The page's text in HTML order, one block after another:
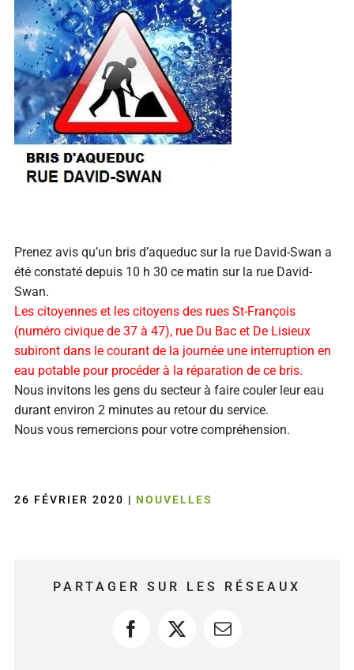
Prenez avis qu’un bris d’aqueduc sur la rue David-Swan a
été constaté depuis 10 h 30 ce matin sur la rue David-
Swan.
Les citoyennes et les citoyens des rues St-François
(numéro civique de 37 à 47), rue Du Bac et De Lisieux
subiront dans le courant de la journée une interruption en
eau potable pour procéder à la réparation de ce bris.
Nous invitons les gens du secteur à faire couler leur eau
durant environ 2 minutes au retour du service.
Nous vous remercions pour votre compréhension.
26 FÉVRIER 2020 | NOUVELLES
PARTAGER SUR LES RÉSEAUX
Facebook
X Courriel